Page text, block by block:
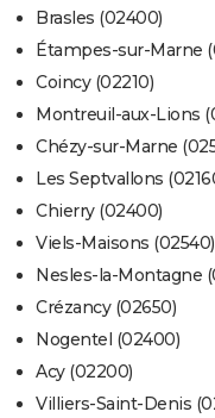
Brasles (02400)
Étampes-sur-Marne
Coincy (02210)
Montreuil-aux-Lions
Chézy-sur-Marne
Les Septvallons
Chierry (02400)
Viels-Maisons (02540)
Nesles-la-Montagne
Crézancy (02650)
Nogentel (02400)
Acy (02200)
Villiers-Saint-Denis